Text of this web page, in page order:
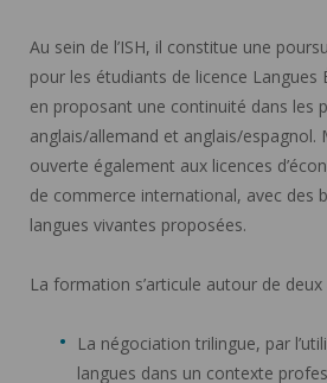
Au sein de l’ISH, il constitue une
pour les étudiants de licence Langues
en proposant une continuité dans les
anglais/allemand et anglais/
ouverte également aux licences
de commerce international, avec des
langues vivantes proposées.
La formation s’articule autour de deux
La négociation trilingue, par
langues dans un contexte